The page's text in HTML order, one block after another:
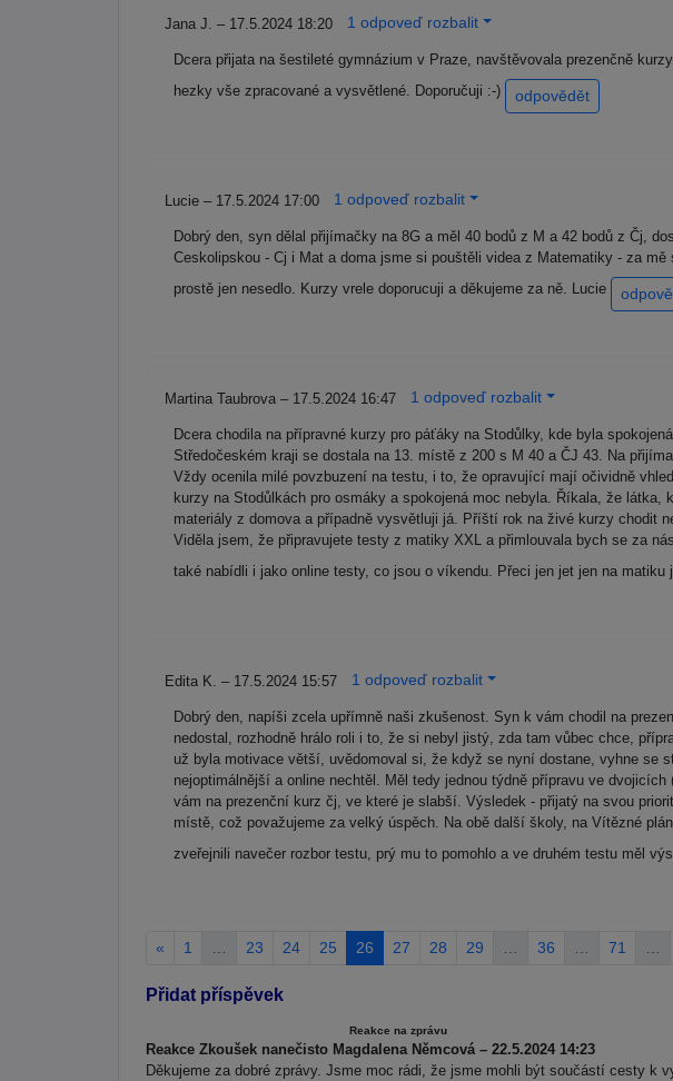
Jana J. – 17.5.2024 18:20 1 odpoveď rozbalit
Dcera přijata na šestileté gymnázium v Praze, navštěvovala prezenčně
hezky vše zpracované a vysvětlené. Doporučuji :-)
odpovědět
Lucie – 17.5.2024 17:00 1 odpoveď rozbalit
Dobrý den, syn dělal přijímačky na 8G a měl 40 bodů z M a 42 bodů z Čj,
Ceskolipskou - Cj i Mat a doma jsme si pouštěli videa z Matematiky - za
prostě jen nesedlo. Kurzy vrele doporucuji a děkujeme za ně. Lucie
Martina Taubrova – 17.5.2024 16:47 1 odpoveď rozbalit
Dcera chodila na přípravné kurzy pro páťáky na Stodůlky, kde byla
Středočeském kraji se dostala na 13. místě z 200 s M 40 a ČJ 43. Na
Vždy ocenila milé povzbuzení na testu, i to, že opravující mají očividně
kurzy na Stodůlkách pro osmáky a spokojená moc nebyla. Říkala, že
materiály z domova a případně vysvětluji já. Příští rok na živé kurzy chodit
Viděla jsem, že připravujete testy z matiky XXL a přimlouvala bych se za
také nabídli i jako online testy, co jsou o víkendu. Přeci jen jet jen na matiku
Edita K. – 17.5.2024 15:57 1 odpoveď rozbalit
Dobrý den, napíši zcela upřímně naši zkušenost. Syn k vám chodil na
nedostal, rozhodně hrálo roli i to, že si nebyl jistý, zda tam vůbec chce,
už byla motivace větší, uvědomoval si, že když se nyní dostane, vyhne se
nejoptimálnější a online nechtěl. Měl tedy jednou týdně přípravu ve
vám na prezenční kurz čj, ve které je slabší. Výsledek - přijatý na svou
místě, což považujeme za velký úspěch. Na obě další školy, na Vítězné
zveřejnili navečer rozbor testu, prý mu to pomohlo a ve druhém testu měl
« 1 23 24 25 26 27 28 29 36 71
Přidat příspěvek
Reakce na zprávu
Reakce Zkoušek nanečisto Magdalena Němcová – 22.5.2024 14:23
Děkujeme za dobré zprávy. Jsme moc rádi, že jsme mohli být součástí cesty k